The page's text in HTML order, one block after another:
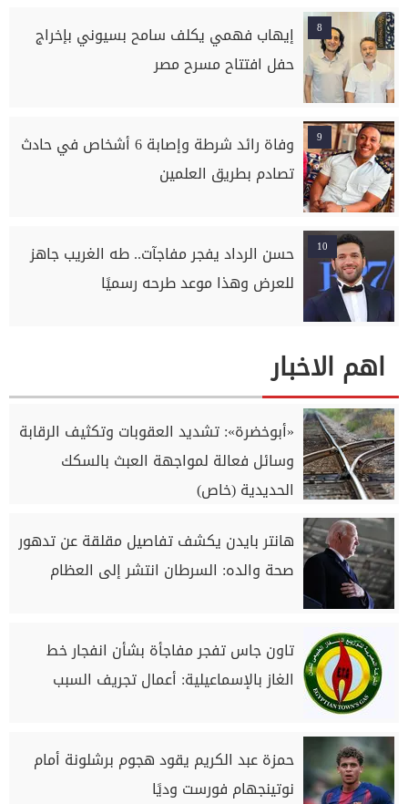
8
إيهاب فهمي يكلف سامح بسيوني بإخراج
حفل افتتاح مسرح مصر
9
وفاة رائد شرطة وإصابة 6 أشخاص في حادث
تصادم بطريق العلمين
10
حسن الرداد يفجر مفاجآت.. طه الغريب جاهز
للعرض وهذا موعد طرحه رسميًا
اهم الاخبار
«أبوخضرة»: تشديد العقوبات وتكثيف الرقابة
وسائل فعالة لمواجهة العبث بالسكك
الحديدية (خاص)
هانتر بايدن يكشف تفاصيل مقلقة عن تدهور
صحة والده: السرطان انتشر إلى العظام
تاون جاس تفجر مفاجأة بشأن انفجار خط
الغاز بالإسماعيلية: أعمال تجريف السبب
حمزة عبد الكريم يقود هجوم برشلونة أمام
نوتينجهام فورست وديًا